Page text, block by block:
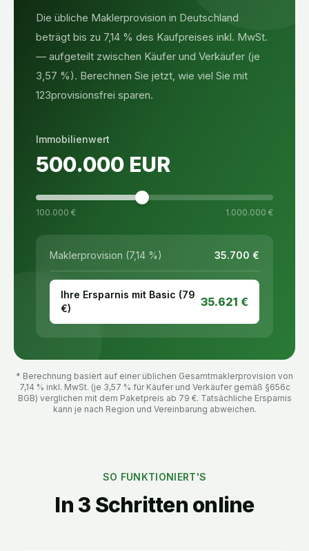
Die übliche Maklerprovision in Deutschland
beträgt bis zu 7,14 % des Kaufpreises inkl. MwSt.
— aufgeteilt zwischen Käufer und Verkäufer (je
3,57 %). Berechnen Sie jetzt, wie viel Sie mit
123provisionsfrei sparen.
Immobilienwert
500.000 EUR
100.000 € 1.000.000 €
Maklerprovision (7,14 %) 35.700 €
Ihre Ersparnis mit Basic (79
€)
35.621 €
* Berechnung basiert auf einer üblichen Gesamtmaklerprovision von
7,14 % inkl. MwSt. (je 3,57 % für Käufer und Verkäufer gemäß §656c
BGB) verglichen mit dem Paketpreis ab 79 €. Tatsächliche Ersparnis
kann je nach Region und Vereinbarung abweichen.
SO FUNKTIONIERT'S
In 3 Schritten online